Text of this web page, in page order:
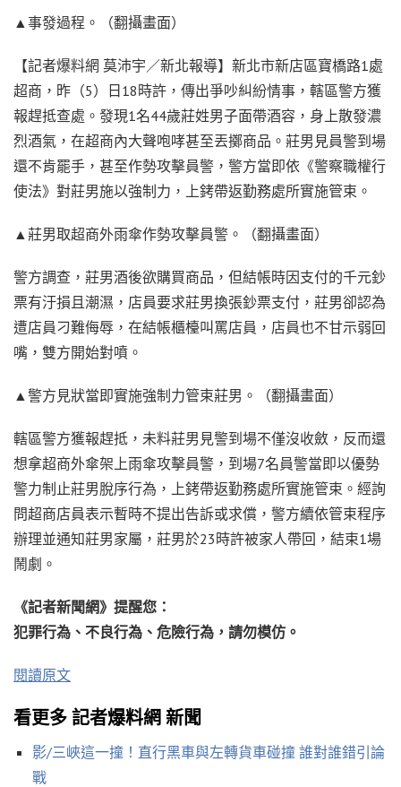
▲事發過程。（翻攝畫面）
【記者爆料網 莫沛宇／新北報導】新北市新店區寶橋路1處
超商，昨（5）日18時許，傳出爭吵糾紛情事，轄區警方獲
報趕抵查處。發現1名44歲莊姓男子面帶酒容，身上散發濃
烈酒氣，在超商內大聲咆哮甚至丟擲商品。莊男見員警到場
還不肯罷手，甚至作勢攻擊員警，警方當即依《警察職權行
使法》對莊男施以強制力，上銬帶返勤務處所實施管束。
▲莊男取超商外雨傘作勢攻擊員警。（翻攝畫面）
警方調查，莊男酒後欲購買商品，但結帳時因支付的千元鈔
票有汙損且潮濕，店員要求莊男換張鈔票支付，莊男卻認為
遭店員刁難侮辱，在結帳櫃檯叫罵店員，店員也不甘示弱回
嘴，雙方開始對噴。
▲警方見狀當即實施強制力管束莊男。（翻攝畫面）
轄區警方獲報趕抵，未料莊男見警到場不僅沒收斂，反而還
想拿超商外傘架上雨傘攻擊員警，到場7名員警當即以優勢
警力制止莊男脫序行為，上銬帶返勤務處所實施管束。經詢
問超商店員表示暫時不提出告訴或求償，警方續依管束程序
辦理並通知莊男家屬，莊男於23時許被家人帶回，結束1場
鬧劇。
《記者新聞網》提醒您：
犯罪行為、不良行為、危險行為，請勿模仿。
閱讀原文
看更多 記者爆料網 新聞
影/三峽這一撞！直行黑車與左轉貨車碰撞 誰對誰錯引論
戰